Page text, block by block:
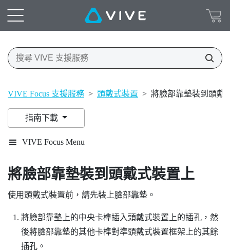
VIVE Focus 支援服務 > 頭戴式裝置 > 將臉部靠墊裝到頭戴
指南下載
VIVE Focus Menu
將臉部靠墊裝到頭戴式裝置上
使用頭戴式裝置前，請先裝上臉部靠墊。
將臉部靠墊上的中央卡榫插入頭戴式裝置上的插孔，然
後將臉部靠墊的其他卡榫對準頭戴式裝置框架上的其餘
插孔。